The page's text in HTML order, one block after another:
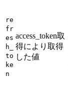
re
fr
es
h_
to
ke
n
access_token取
得により取得
した値